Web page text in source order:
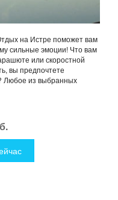
на Истре поможет вам
сильные эмоции! Что вам
или скоростной
вы предпочтете
Любое из выбранных